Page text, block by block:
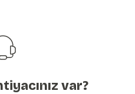
olmalı.
var?